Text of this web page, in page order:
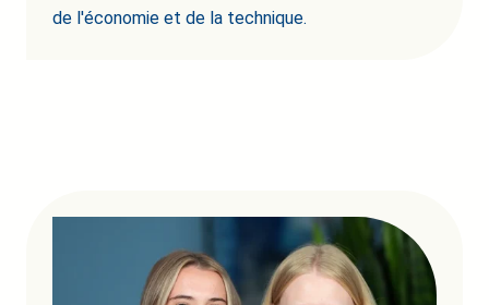
de l'économie et de la technique.